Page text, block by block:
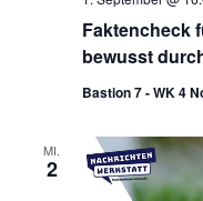
Faktencheck
bewusst
Bastion 7 - WK 4
MI.
2